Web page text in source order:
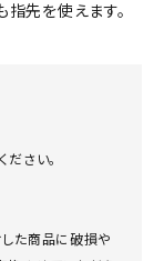
先を使えます。
さい。
た商品に破損や